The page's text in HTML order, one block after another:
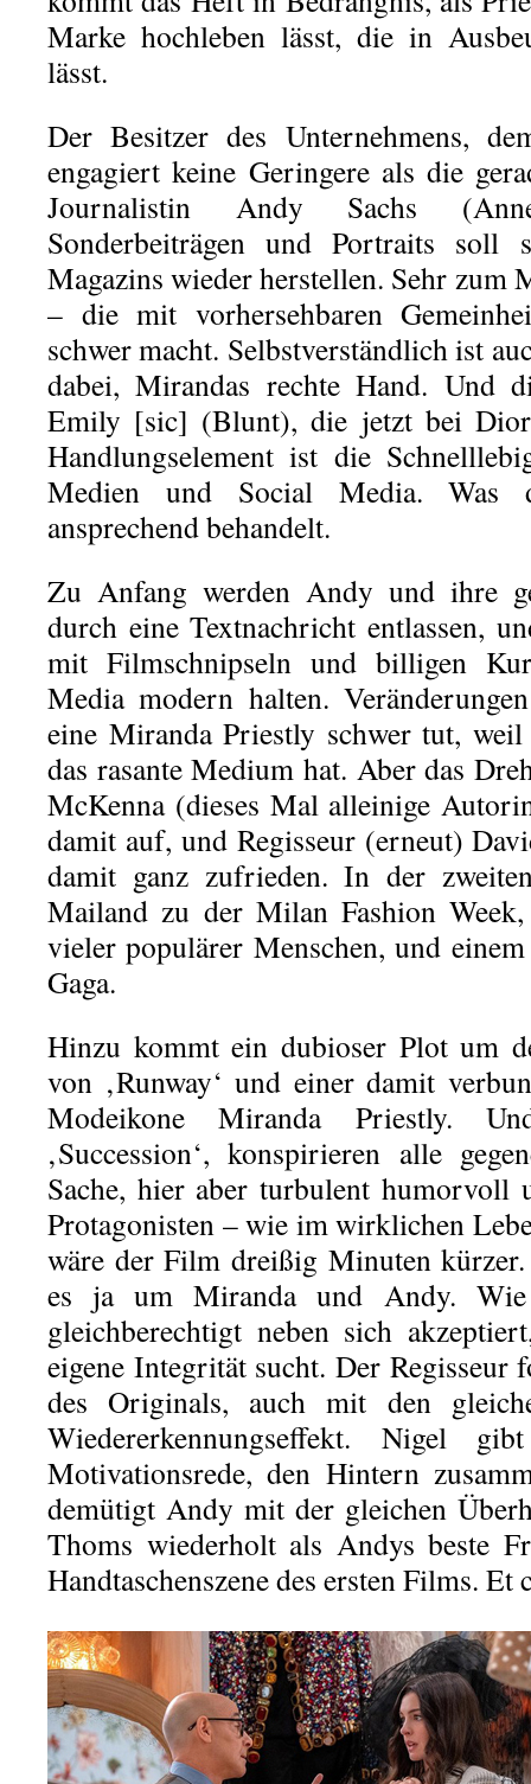
Marke hochleben lässt, die in
lässt.
Der Besitzer des Unternehmens,
engagiert keine Geringere als die
Journalistin Andy Sachs
Sonderbeiträgen und Portraits soll
Magazins wieder herstellen. Sehr zum
– die mit vorhersehbaren
schwer macht. Selbstverständlich ist
dabei, Mirandas rechte Hand. Und
Emily [sic] (Blunt), die jetzt bei Dior
Handlungselement ist die
Medien und Social Media. Was
ansprechend behandelt.
Zu Anfang werden Andy und ihre
durch eine Textnachricht entlassen,
mit Filmschnipseln und billigen
Media modern halten.
eine Miranda Priestly schwer tut,
das rasante Medium hat. Aber das
McKenna (dieses Mal alleinige
damit auf, und Regisseur (erneut)
damit ganz zufrieden. In der
Mailand zu der Milan Fashion
vieler populärer Menschen, und
Gaga.
Hinzu kommt ein dubioser Plot um
von ‚Runway‘ und einer damit
Modeikone Miranda Priestly.
‚Succession‘, konspirieren alle
Sache, hier aber turbulent humorvoll
Protagonisten – wie im wirklichen
wäre der Film dreißig Minuten
es ja um Miranda und Andy. Wie
gleichberechtigt neben sich
eigene Integrität sucht. Der Regisseur
des Originals, auch mit den
Wiedererkennungseffekt. Nigel
Motivationsrede, den Hintern
demütigt Andy mit der gleichen
Thoms wiederholt als Andys beste
Handtaschenszene des ersten Films. Et